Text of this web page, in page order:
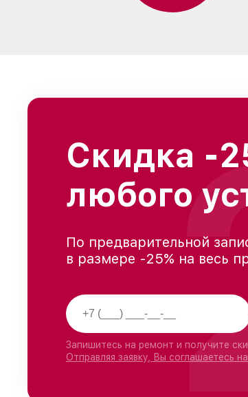
Скидка -
любого
По предварительной
в размере -25% на весь
Запишитесь на ремонт и получите
Отправляя заявку, Вы соглашаетесь